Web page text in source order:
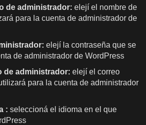
de administrador: elejí el nombre de
para la cuenta de administrador de
elejí la contraseña que se
de administrador de WordPress
de administrador: elejí el correo
para la cuenta de administrador
: seleccioná el idioma en el que